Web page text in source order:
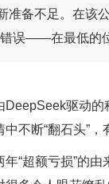
准备不足。在该
误——在最低的
驱动
不断“翻石头”
“超额亏损”的